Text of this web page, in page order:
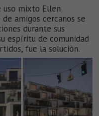
uso mixto Ellen
amigos cercanos se
durante sus
espíritu de comunidad
fue la solución.